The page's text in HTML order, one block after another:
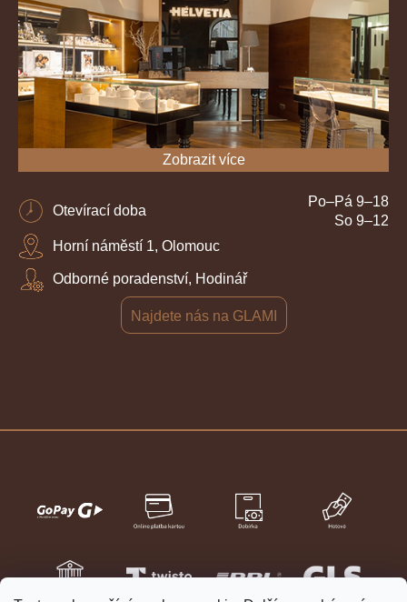
Zobrazit více
Otevírací doba
Po–Pá 9–18
So 9–12
Horní náměstí 1, Olomouc
Odborné poradenství, Hodinář
Najdete nás na GLAMI